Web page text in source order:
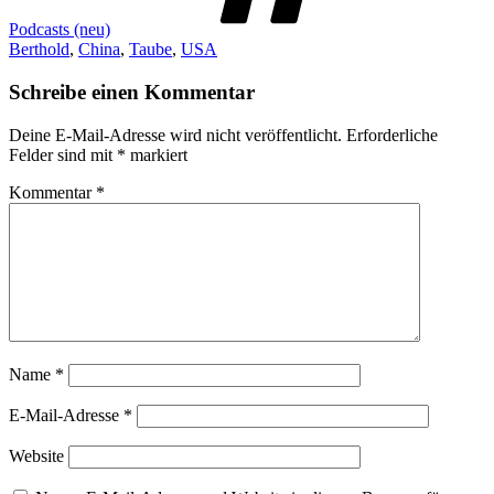
Podcasts (neu)
Berthold, China, Taube, USA
Schreibe einen Kommentar
Deine E-Mail-Adresse wird nicht veröffentlicht. Erforderliche
Felder sind mit * markiert
Kommentar *
Name *
E-Mail-Adresse *
Website